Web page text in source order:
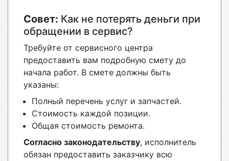
Совет: Как не потерять деньги при
обращении в сервис?
Требуйте от сервисного центра
предоставить вам подробную смету до
начала работ. В смете должны быть
указаны:
Полный перечень услуг и запчастей.
Стоимость каждой позиции.
Общая стоимость ремонта.
Согласно законодательству, исполнитель
обязан предоставить заказчику всю